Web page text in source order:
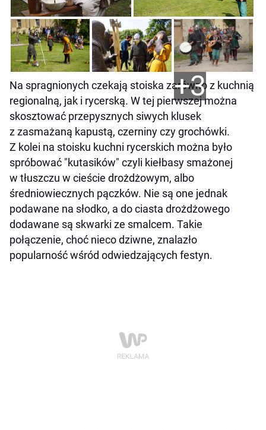
+3
Na spragnionych czekają stoiska zarówno z kuchnią
regionalną, jak i rycerską. W tej pierwszej można
skosztować przepysznych siwych klusek
z zasmażaną kapustą, czerniny czy grochówki.
Z kolei na stoisku kuchni rycerskich można było
spróbować "kutasików" czyli kiełbasy smażonej
w tłuszczu w cieście drożdżowym, albo
średniowiecznych pączków. Nie są one jednak
podawane na słodko, a do ciasta drożdżowego
dodawane są skwarki ze smalcem. Takie
połączenie, choć nieco dziwne, znalazło
popularność wśród odwiedzających festyn.